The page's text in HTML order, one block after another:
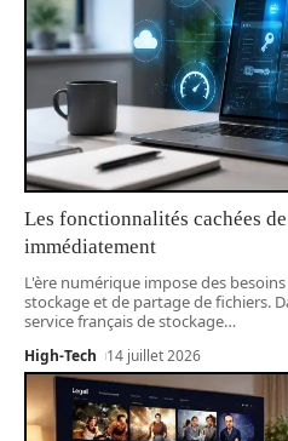
Les fonctionnalités cachées
immédiatement
L'ère numérique impose des
stockage et de partage de fichiers.
service français de stockage…
High-Tech 14 juillet 2026